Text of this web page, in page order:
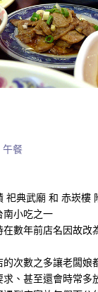
餐
祀典武廟 和 赤崁樓
南小吃之一
數年前店名因故改
次數之多讓老闆娘
、甚至還會時常多